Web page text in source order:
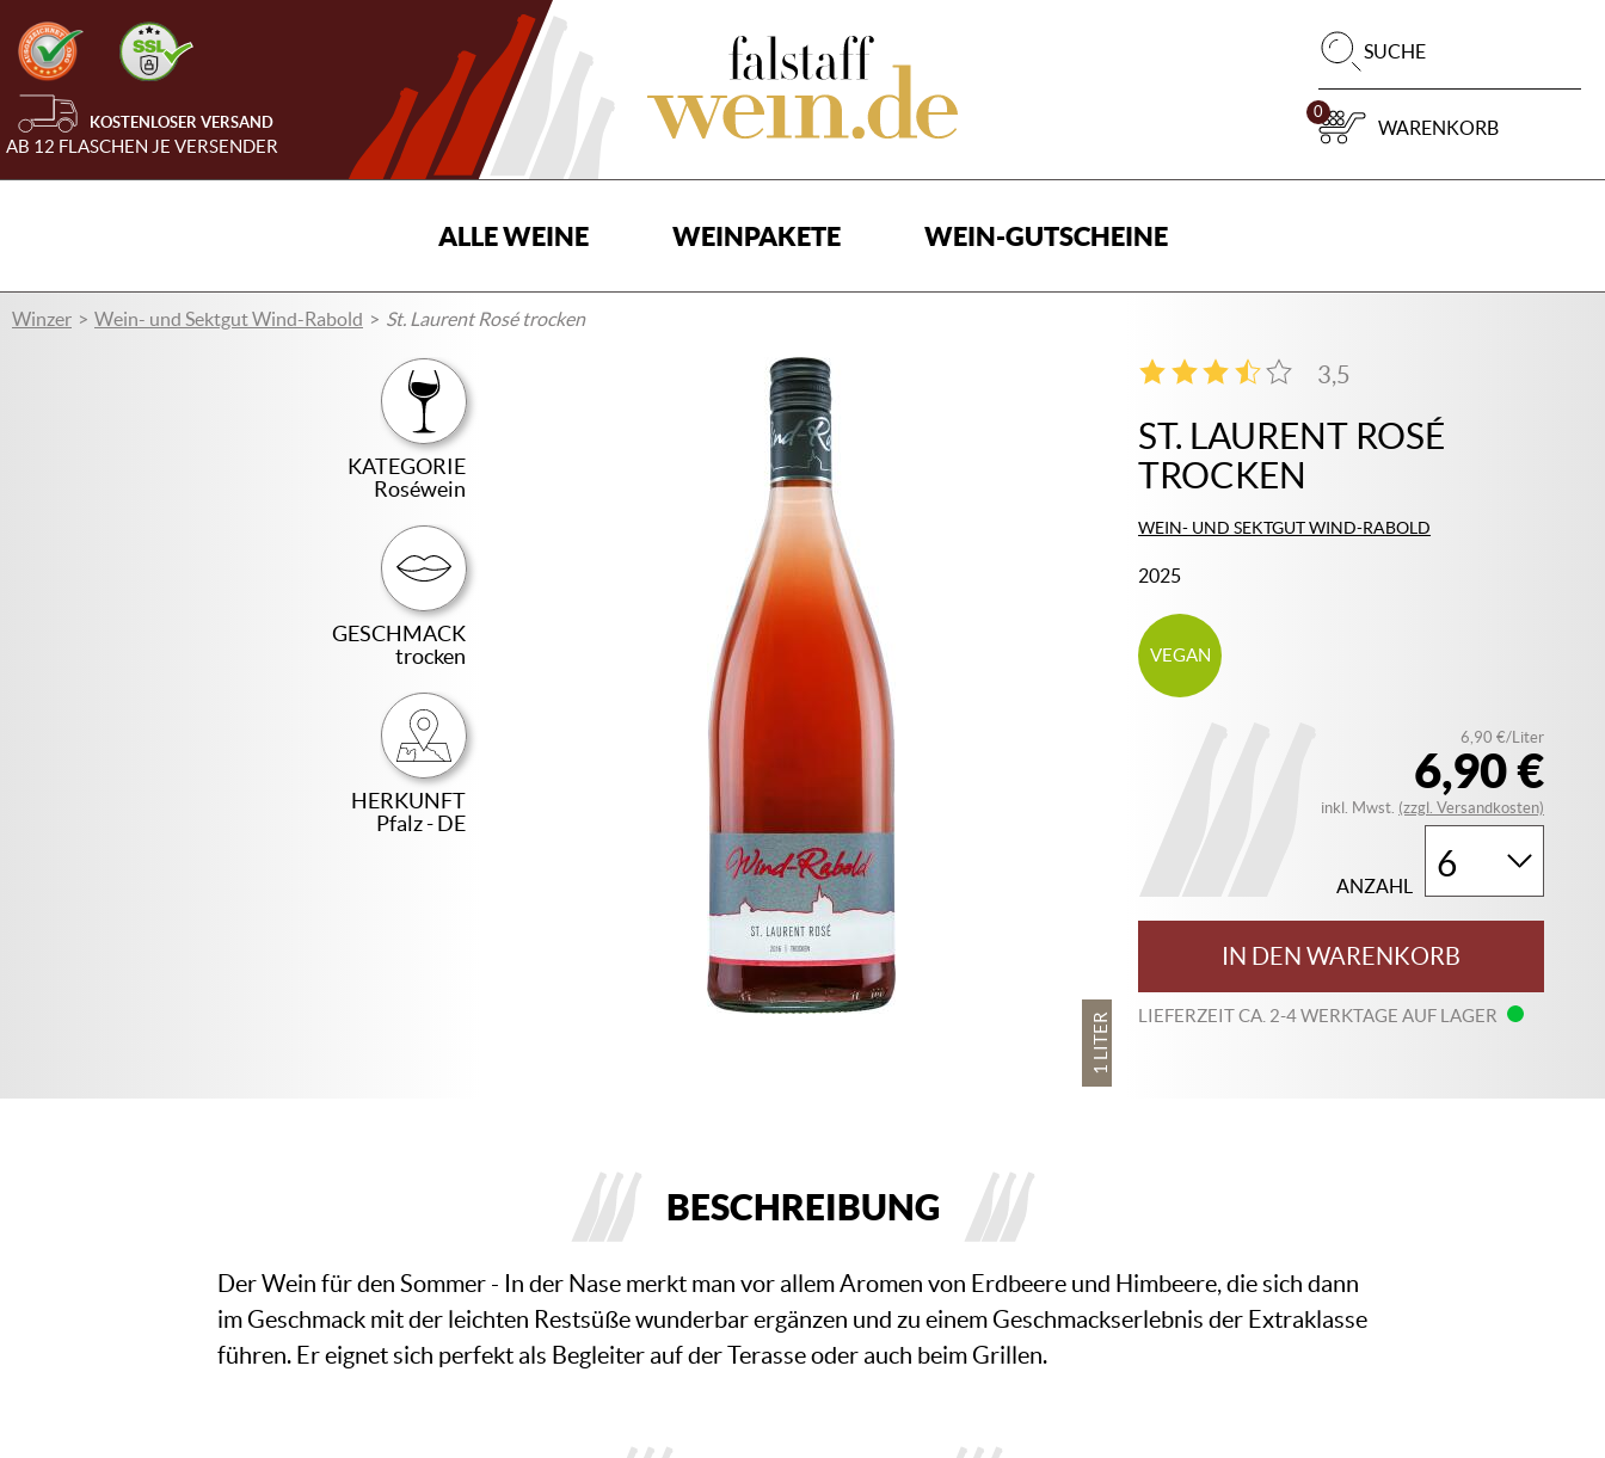
KOSTENLOSER VERSAND
AB 12 FLASCHEN JE VERSENDER
SUCHE
0
WARENKORB
ALLE WEINE WEINPAKETE WEIN-GUTSCHEINE
Winzer Wein- und Sektgut Wind-Rabold St. Laurent Rosé trocken
1 LITER
KATEGORIE
Roséwein
GESCHMACK
trocken
HERKUNFT
Pfalz - DE
ST. LAURENT ROSÉ
TROCKEN
WEIN- UND SEKTGUT WIND-RABOLD
2025
3,5
2
VEGAN
6,90 €
6,90 €/Liter
inkl. Mwst. (zzgl. Versandkosten)
ANZAHL
IN DEN WARENKORB
LIEFERZEIT CA. 2-4 WERKTAGE AUF LAGER
BESCHREIBUNG
Der Wein für den Sommer - In der Nase merkt man vor allem Aromen von Erdbeere und Himbeere, die sich dann
im Geschmack mit der leichten Restsüße wunderbar ergänzen und zu einem Geschmackserlebnis der Extraklasse
führen. Er eignet sich perfekt als Begleiter auf der Terasse oder auch beim Grillen.